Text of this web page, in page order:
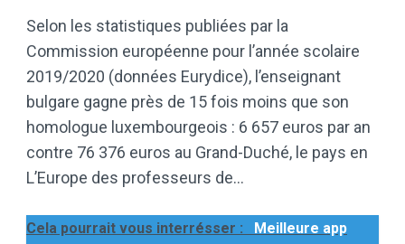
Selon les statistiques publiées par la
Commission européenne pour l’année scolaire
2019/2020 (données Eurydice), l’enseignant
bulgare gagne près de 15 fois moins que son
homologue luxembourgeois : 6 657 euros par an
contre 76 376 euros au Grand-Duché, le pays en
L’Europe des professeurs de…
Cela pourrait vous interrésser :
Meilleure app